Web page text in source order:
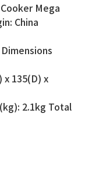
Mega
China
x 135(D) x
2.1kg Total